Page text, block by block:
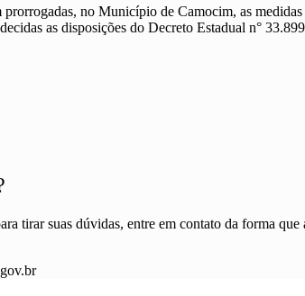
no Município de Camocim, as
as disposições do Decreto Estadual n°
tirar suas dúvidas, entre em contato da forma